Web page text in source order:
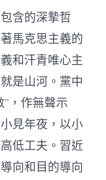
含的深摯哲
馬克思主義的
和汗青唯心主
是山河。黨中
，作無聲示
見年夜，以小
低工夫。習近
向和目的導向